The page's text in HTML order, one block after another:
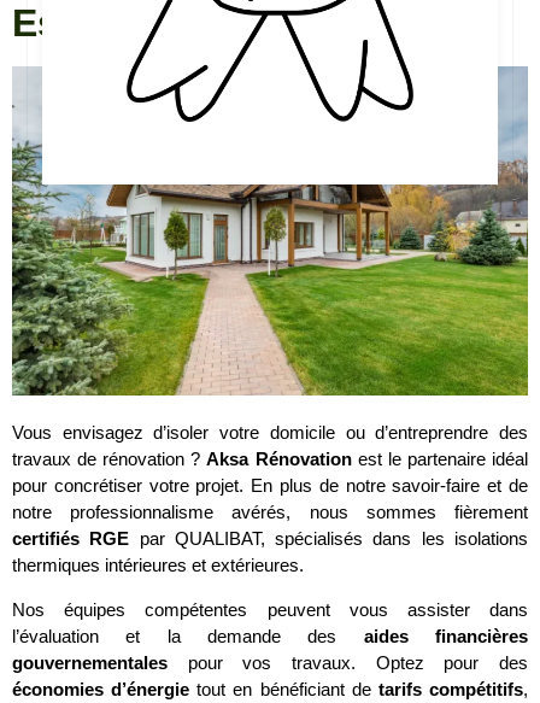
Vous envisagez d’isoler votre domicile ou d’entreprendre des
travaux de rénovation ?Aksa Rénovationest le partenaire idéal
pour concrétiser votre projet. En plus de notre savoir-faire et de
notre professionnalisme avérés, nous sommes fièrement
certifiés RGE par QUALIBAT, spécialisés dans les isolations
thermiques intérieures et extérieures.
Nos équipes compétentes peuvent vous assister dans
l’évaluation et la demande des aides financières
gouvernementales pour vos travaux. Optez pour des
économies d’énergie tout en bénéficiant de tarifs compétitifs,
Estimez vos travaux